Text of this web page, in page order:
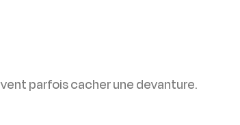
parfois cacher une devanture.